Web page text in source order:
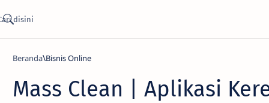
Beranda Bisnis Online
Mass Clean | Aplikasi